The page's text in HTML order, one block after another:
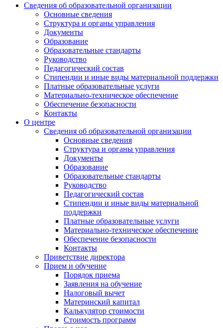
Сведения об образовательной организации
Основные сведения
Структура и органы управления
Документы
Образование
Образовательные стандарты
Руководство
Педагогический состав
Стипендии и иные виды материальной поддержки
Платные образовательные услуги
Материально-техническое обеспечение
Обеспечение безопасности
Контакты
О центре
Сведения об образовательной организации
Основные сведения
Структура и органы управления
Документы
Образование
Образовательные стандарты
Руководство
Педагогический состав
Стипендии и иные виды материальной
поддержки
Платные образовательные услуги
Материально-техническое обеспечение
Обеспечение безопасности
Контакты
Приветствие директора
Прием и обучение
Порядок приема
Заявления на обучение
Налоговый вычет
Материнский капитал
Калькулятор стоимости
Стоимость программ